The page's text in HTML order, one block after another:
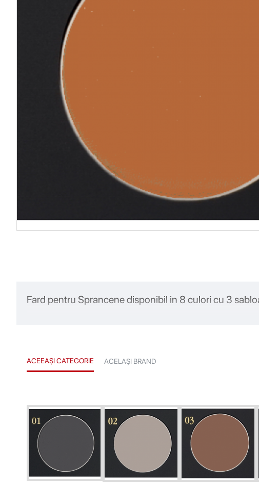
Fard pentru Sprancene disponibil in 8 culori cu 3
ACEEAȘI CATEGORIE ACELAȘI BRAND